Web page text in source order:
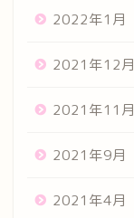
2022年1月
2021年12月
2021年11月
2021年9月
2021年4月